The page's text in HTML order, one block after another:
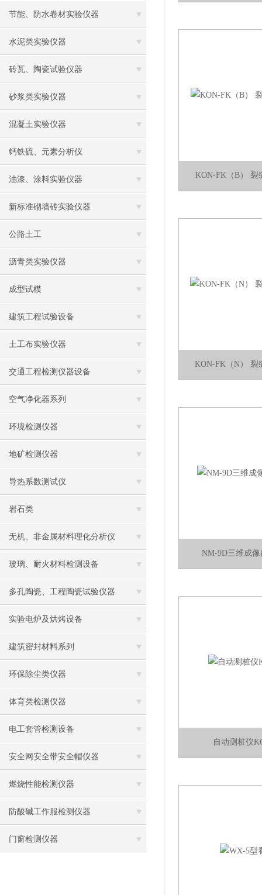
节能、防水卷材实验仪器
水泥类实验仪器
砖瓦、陶瓷试验仪器
砂浆类实验仪器
混凝土实验仪器
钙铁硫、元素分析仪
油漆、涂料实验仪器
新标准砌墙砖实验仪器
公路土工
沥青类实验仪器
成型试模
建筑工程试验设备
土工布实验仪器
交通工程检测仪器设备
空气净化器系列
环境检测仪器
地矿检测仪器
导热系数测试仪
岩石类
无机、非金属材料理化分析仪
玻璃、耐火材料检测设备
多孔陶瓷、工程陶瓷试验仪器
实验电炉及烘烤设备
建筑密封材料系列
环保除尘类仪器
体育类检测仪器
电工套管检测设备
安全网安全带安全帽仪器
燃烧性能检测仪器
防酸碱工作服检测仪器
门窗检测仪器
KON-FK（B） 裂
KON-FK（N） 裂
NM-9D三维成
自动测桩仪